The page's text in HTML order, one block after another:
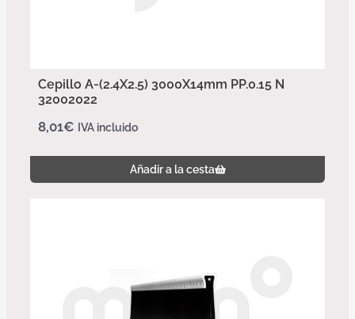
Cepillo A-(2.4X2.5) 3000X14mm PP.0.15 N
32002022
8,01€ IVA incluido
Añadir a la cesta